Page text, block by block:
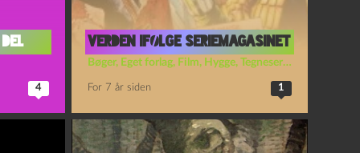
del
4
VERDEN IFØLGE SERIEMAGASINET
Bøger, Eget forlag, Film, Hygge, Tegneserier
For 7 år siden 1